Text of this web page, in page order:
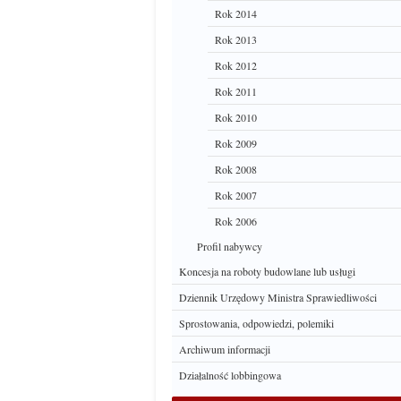
Rok 2014
Rok 2013
Rok 2012
Rok 2011
Rok 2010
Rok 2009
Rok 2008
Rok 2007
Rok 2006
Profil nabywcy
Koncesja na roboty budowlane lub usługi
Dziennik Urzędowy Ministra Sprawiedliwości
Sprostowania, odpowiedzi, polemiki
Archiwum informacji
Działalność lobbingowa